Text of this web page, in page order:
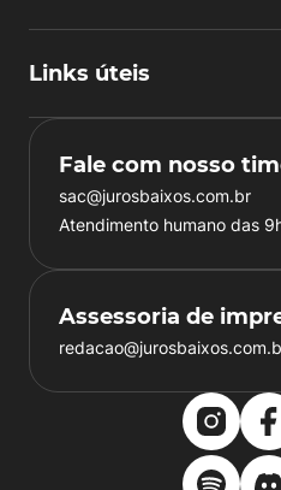
Links úteis
Fale com nosso
sac@jurosbaixos.com.br
Atendimento humano das
Assessoria de